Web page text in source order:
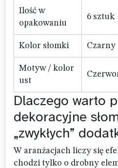
Ilość w
opakowaniu
6 sztuk
Kolor słomki Czarny
Motyw / kolor
ust
Dlaczego warto
dekoracyjne
„zwykłych”
W aranżacjach liczy się
chodzi tylko o drobny